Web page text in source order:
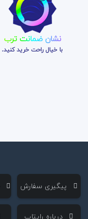
نشان ضمانت ترب
با خیال راحت خرید کنید.
‌ پیگیری سفارش
‌ درباره رایتاپ